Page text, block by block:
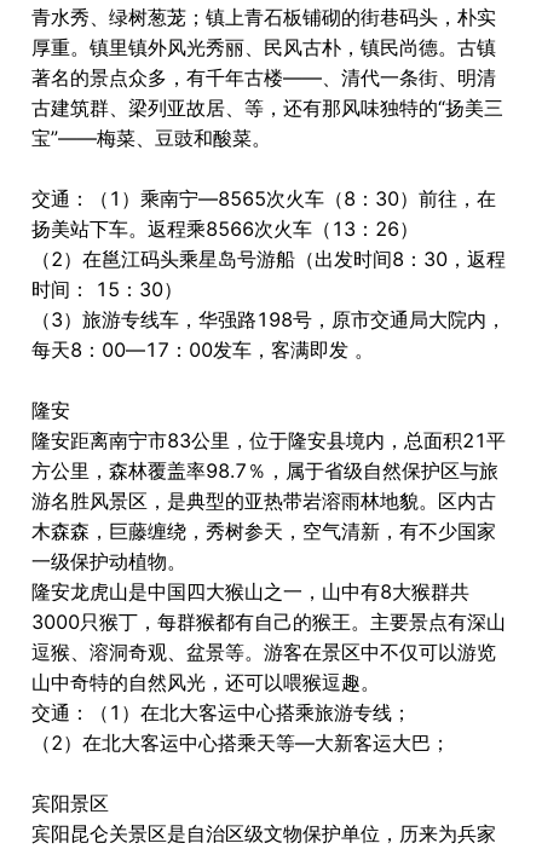
青水秀、绿树葱茏；镇上青石板铺砌的街巷码头，朴实
厚重。镇里镇外风光秀丽、民风古朴，镇民尚德。古镇
著名的景点众多，有千年古楼――、清代一条街、明清
古建筑群、梁列亚故居、等，还有那风味独特的“扬美三
宝”――梅菜、豆豉和酸菜。
交通：（1）乘南宁―8565次火车（8：30）前往，在
扬美站下车。返程乘8566次火车（13：26）
（2）在邕江码头乘星岛号游船（出发时间8：30，返程
时间： 15：30）
（3）旅游专线车，华强路198号，原市交通局大院内，
每天8：00―17：00发车，客满即发 。
隆安
隆安距离南宁市83公里，位于隆安县境内，总面积21平
方公里，森林覆盖率98.7％，属于省级自然保护区与旅
游名胜风景区，是典型的亚热带岩溶雨林地貌。区内古
木森森，巨藤缠绕，秀树参天，空气清新，有不少国家
一级保护动植物。
隆安龙虎山是中国四大猴山之一，山中有8大猴群共
3000只猴丁，每群猴都有自己的猴王。主要景点有深山
逗猴、溶洞奇观、盆景等。游客在景区中不仅可以游览
山中奇特的自然风光，还可以喂猴逗趣。
交通：（1）在北大客运中心搭乘旅游专线；
（2）在北大客运中心搭乘天等―大新客运大巴；
宾阳景区
宾阳昆仑关景区是自治区级文物保护单位，历来为兵家